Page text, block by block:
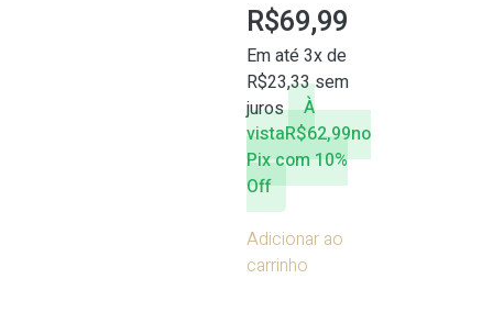
R$69,99
Em até 3x de
R$23,33sem
juros
À
vistaR$62,99no
Pix com 10%
Off
Adicionar ao
carrinho